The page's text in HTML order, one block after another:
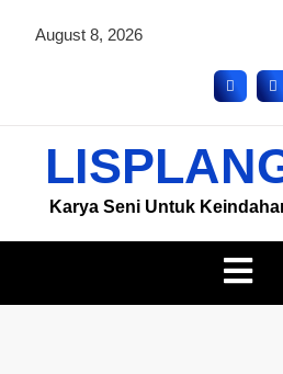
August 8, 2026
Karya Seni Untuk